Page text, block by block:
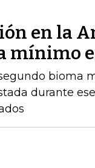
en la
mínimo
bioma
durante